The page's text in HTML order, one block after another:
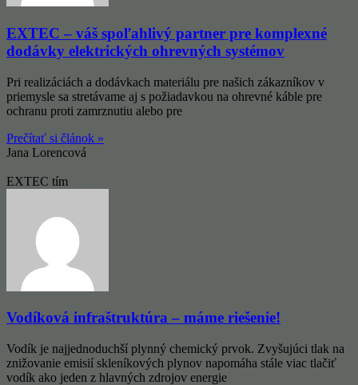
EXTEC – váš spoľahlivý partner pre komplexné
dodávky elektrických ohrevných systémov
Pri realizáciách a dodávkach materiálu pre našich zákazníkov v
priemysle sa stretávame aj s požiadavkou na ohrevné káble pre
ochranu proti zamrznutiu alebo pre
Prečítať si článok »
Jana Lorencová
EXTEC tím
Vodíková infraštruktúra – máme riešenie!
Vodík je najjednoduchší plynný chemický prvok. Zvyšujúci tlak na
znižovanie emisií skleníkových plynov napomáha stále viac tlačiť
vodík ako jeden z hlavných zdrojov energie